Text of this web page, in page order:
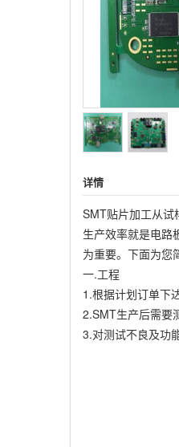
详情
SMT贴片加工从试
生产效率就是电路
为重要。下面为您
一.工程
1.根据计划订单下
2.SMT生产后需要
3.对测试不良及功